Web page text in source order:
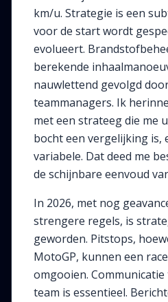
km/u. Strategie is een
voor de start wordt
evolueert.
berekende
nauwlettend gevolgd
teammanagers. Ik
met een strateeg die me
bocht een vergelijking is,
variabele. Dat deed me
de schijnbare eenvoud
In 2026, met nog
strengere regels, is
geworden. Pitstops,
MotoGP, kunnen een
omgooien.
team is essentieel.